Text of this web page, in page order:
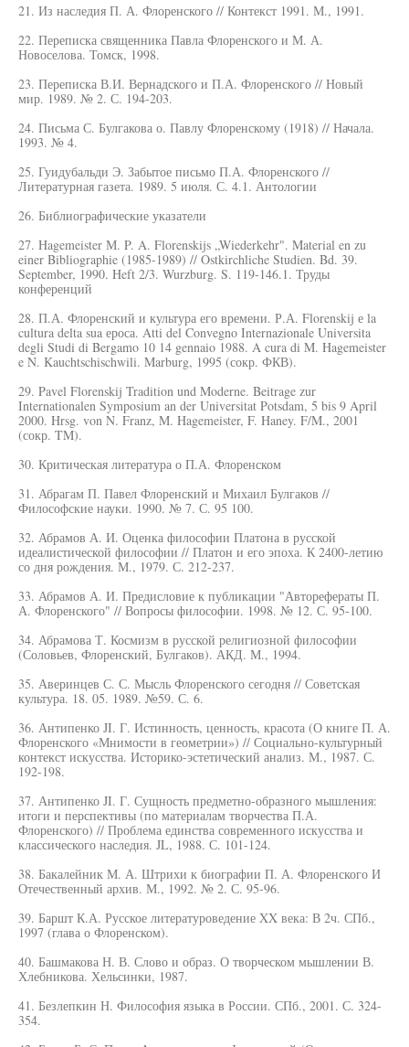
21. Из наследия П. А. Флоренского // Контекст 1991. М., 1991.
22. Переписка священника Павла Флоренского и М. А.
Новоселова. Томск, 1998.
23. Переписка В.И. Вернадского и П.А. Флоренского // Новый
мир. 1989. № 2. С. 194-203.
24. Письма С. Булгакова о. Павлу Флоренскому (1918) // Начала.
1993. № 4.
25. Гуидубальди Э. Забытое письмо П.А. Флоренского //
Литературная газета. 1989. 5 июля. С. 4.1. Антологии
26. Библиографические указатели
27. Hagemeister М. P. A. Florenskijs „Wiederkehr". Material en zu
einer Bibliographie (1985-1989) // Ostkirchliche Studien. Bd. 39.
September, 1990. Heft 2/3. Wurzburg. S. 119-146.1. Труды
конференций
28. П.А. Флоренский и культура его времени. Р.А. Florenskij е la
cultura delta sua ероса. Atti del Convegno Internazionale Universita
degli Studi di Bergamo 10 14 gennaio 1988. A cura di M. Hagemeister
e N. Kauchtschischwili. Marburg, 1995 (сокр. ФКВ).
29. Pavel Florenskij Tradition und Moderne. Beitrage zur
Internationalen Symposium an der Universitat Potsdam, 5 bis 9 April
2000. Hrsg. von N. Franz, M. Hagemeister, F. Haney. F/M., 2001
(сокр. TM).
30. Критическая литература о П.А. Флоренском
31. Абрагам П. Павел Флоренский и Михаил Булгаков //
Философские науки. 1990. № 7. С. 95 100.
32. Абрамов А. И. Оценка философии Платона в русской
идеалистической философии // Платон и его эпоха. К 2400-летию
со дня рождения. М., 1979. С. 212-237.
33. Абрамов А. И. Предисловие к публикации "Авторефераты П.
А. Флоренского" // Вопросы философии. 1998. № 12. С. 95-100.
34. Абрамова Т. Космизм в русской религиозной философии
(Соловьев, Флоренский, Булгаков). АКД. М., 1994.
35. Аверинцев С. С. Мысль Флоренского сегодня // Советская
культура. 18. 05. 1989. №59. С. 6.
36. Антипенко JI. Г. Истинность, ценность, красота (О книге П. А.
Флоренского «Мнимости в геометрии») // Социально-культурный
контекст искусства. Историко-эстетический анализ. М., 1987. С.
192-198.
37. Антипенко JI. Г. Сущность предметно-образного мышления:
итоги и перспективы (по материалам творчества П.А.
Флоренского) // Проблема единства современного искусства и
классического наследия. JL, 1988. С. 101-124.
38. Бакалейник М. А. Штрихи к биографии П. А. Флоренского И
Отечественный архив. М., 1992. № 2. С. 95-96.
39. Баршт К.А. Русское литературоведение XX века: В 2ч. СПб.,
1997 (глава о Флоренском).
40. Башмакова Н. В. Слово и образ. О творческом мышлении В.
Хлебникова. Хельсинки, 1987.
41. Безлепкин Н. Философия языка в России. СПб., 2001. С. 324-
354.